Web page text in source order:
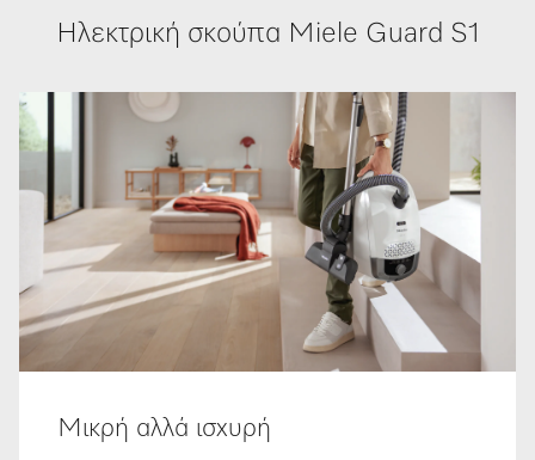
Ηλεκτρική σκούπα Miele Guard S1
Μικρή αλλά ισχυρή